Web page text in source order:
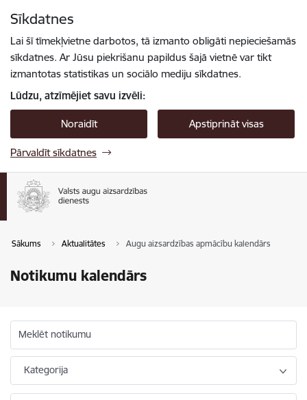
Sīkdatnes
Lai šī tīmekļvietne darbotos, tā izmanto obligāti nepieciešamās
sīkdatnes. Ar Jūsu piekrišanu papildus šajā vietnē var tikt
izmantotas statistikas un sociālo mediju sīkdatnes.
Lūdzu, atzīmējiet savu izvēli:
Noraidīt Apstiprināt visas
Pārvaldīt sīkdatnes
Sākums Aktualitātes Augu aizsardzības apmācību kalendārs
Notikumu kalendārs
Meklēt notikumu
Kategorija